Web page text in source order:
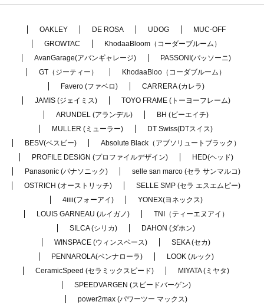
OAKLEY DE ROSA UDOG
MUC-OFF
GROWTAC
KhodaaBloom（コーダーブルーム）
AvanGarage(アバンギャレージ)
PASSONI(パッソーニ)
GT（ジーティー）
KhodaaBloo（コーダブルーム）
Favero (ファベロ)
CARRERA (カレラ)
JAMIS (ジェイミス)
TOYO FRAME (トーヨーフレーム)
ARUNDEL (アランデル)
BH (ビーエイチ)
MULLER (ミューラー)
DT Swiss(DTスイス)
BESV(ベスビー)
Absolute Black（アブソリュートブラック）
PROFILE DESIGN (プロファイルデザイン)
HED(ヘッド)
Panasonic (パナソニック)
selle san marco (セラ サンマルコ)
OSTRICH (オーストリッチ)
SELLE SMP (セラ エスエムピー)
4iiii(フォーアイ)
YONEX(ヨネックス)
LOUIS GARNEAU (ルイガノ)
TNI（ティーエヌアイ）
SILCA (シリカ)
DAHON (ダホン)
WINSPACE (ウィンスペース)
SEKA (セカ)
PENNAROLA(ペンナローラ)
LOOK (ルック)
CeramicSpeed (セラミックスピード)
MIYATA (ミヤタ)
SPEEDVARGEN (スピードバーゲン)
power2max (パワーツー マックス)